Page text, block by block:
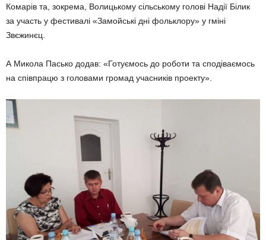
Комарів та, зокрема, Волицькому сільському голові Надії Білик
за участь у фестивалі «Замойські дні фольклору» у гміні
Звєжинєц.
А Микола Пасько додав: «Готуємось до роботи та сподіваємось
на співпрацю з головами громад учасників проекту».